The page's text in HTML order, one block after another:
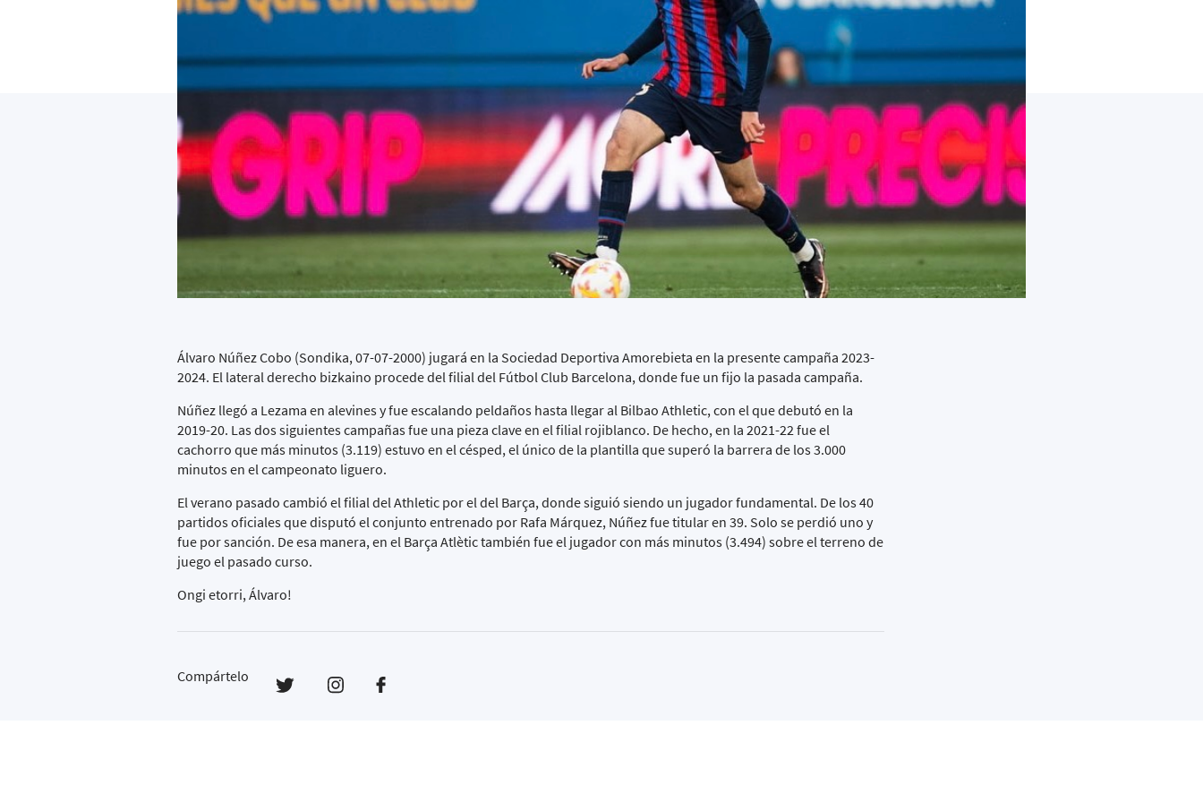
Álvaro Núñez Cobo (Sondika, 07-07-2000) jugará en la Sociedad Deportiva Amorebieta en la presente campaña 2023-
2024. El lateral derecho bizkaino procede del filial del Fútbol Club Barcelona, donde fue un fijo la pasada campaña.
Núñez llegó a Lezama en alevines y fue escalando peldaños hasta llegar al Bilbao Athletic, con el que debutó en la
2019-20. Las dos siguientes campañas fue una pieza clave en el filial rojiblanco. De hecho, en la 2021-22 fue el
cachorro que más minutos (3.119) estuvo en el césped, el único de la plantilla que superó la barrera de los 3.000
minutos en el campeonato liguero.
El verano pasado cambió el filial del Athletic por el del Barça, donde siguió siendo un jugador fundamental. De los 40
partidos oficiales que disputó el conjunto entrenado por Rafa Márquez, Núñez fue titular en 39. Solo se perdió uno y
fue por sanción. De esa manera, en el Barça Atlètic también fue el jugador con más minutos (3.494) sobre el terreno de
juego el pasado curso.
Ongi etorri, Álvaro!
Compártelo